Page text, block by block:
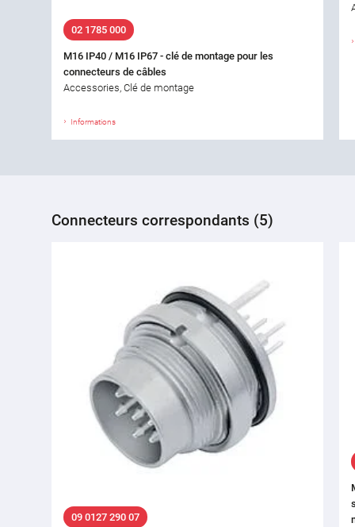
02 1785 000
M16 IP40 / M16 IP67 - clé de montage pour les
connecteurs de câbles
Accessories, Clé de montage
Informations
Connecteurs correspondants (5)
09 0127 290 07